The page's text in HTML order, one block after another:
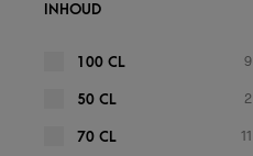
INHOUD
100 CL 9
50 CL 2
70 CL 11